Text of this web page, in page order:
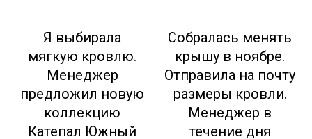
Я выбирала
мягкую кровлю.
Менеджер
предложил новую
коллекцию
Катепал Южный
Собралась менять
крышу в ноябре.
Отправила на почту
размеры кровли.
Менеджер в
течение дня